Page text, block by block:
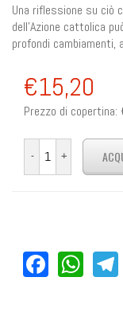
Una riflessione su ciò
dell'Azione cattolica
profondi cambiamenti,
€15,20
Prezzo di copertina: